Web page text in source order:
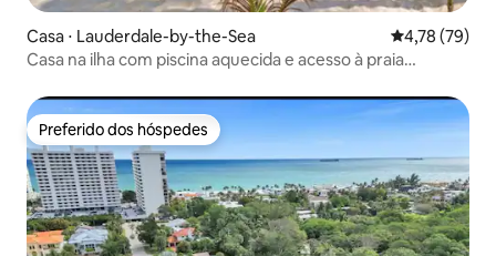
Casa ⋅ Lauderdale-by-the-Sea 4,78 de uma
4,78 (79)
Casa na ilha com piscina aquecida e acesso à praia
Preferido dos hóspedes
Preferido dos hóspedes